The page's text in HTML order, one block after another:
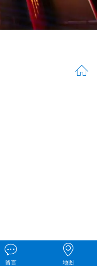
留言 地图